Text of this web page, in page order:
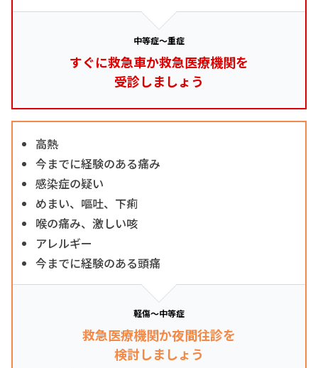
中等症～重症
すぐに救急車か救急医療機関を
受診しましょう
高熱
今までに経験のある痛み
感染症の疑い
めまい、嘔吐、下痢
喉の痛み、激しい咳
アレルギー
今までに経験のある頭痛
軽傷～中等症
救急医療機関か夜間往診を
検討しましょう